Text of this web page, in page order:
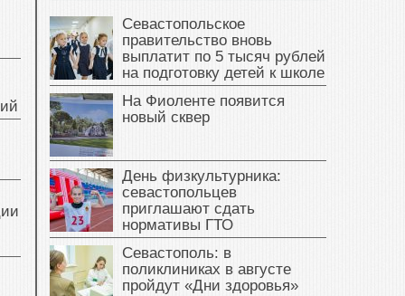
Севастопольское
правительство вновь
выплатит по 5 тысяч рублей
на подготовку детей к школе
На Фиоленте появится
новый сквер
День физкультурника:
севастопольцев
приглашают сдать
нормативы ГТО
Севастополь: в
поликлиниках в августе
пройдут «Дни здоровья»